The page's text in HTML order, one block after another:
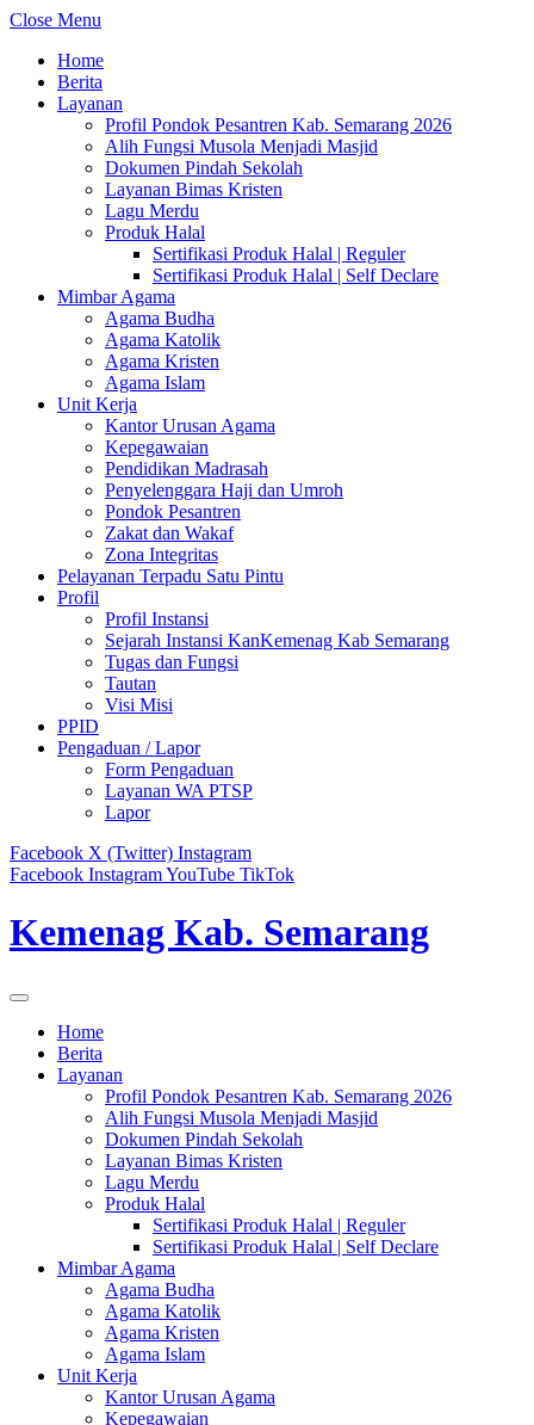
Close Menu
Home
Berita
Layanan
Profil Pondok Pesantren Kab. Semarang 2026
Alih Fungsi Musola Menjadi Masjid
Dokumen Pindah Sekolah
Layanan Bimas Kristen
Lagu Merdu
Produk Halal
Sertifikasi Produk Halal | Reguler
Sertifikasi Produk Halal | Self Declare
Mimbar Agama
Agama Budha
Agama Katolik
Agama Kristen
Agama Islam
Unit Kerja
Kantor Urusan Agama
Kepegawaian
Pendidikan Madrasah
Penyelenggara Haji dan Umroh
Pondok Pesantren
Zakat dan Wakaf
Zona Integritas
Pelayanan Terpadu Satu Pintu
Profil
Profil Instansi
Sejarah Instansi KanKemenag Kab Semarang
Tugas dan Fungsi
Tautan
Visi Misi
PPID
Pengaduan / Lapor
Form Pengaduan
Layanan WA PTSP
Lapor
Facebook X (Twitter) Instagram
Facebook InstagramYouTube TikTok
Kemenag Kab. Semarang
Home
Berita
Layanan
Profil Pondok Pesantren Kab. Semarang 2026
Alih Fungsi Musola Menjadi Masjid
Dokumen Pindah Sekolah
Layanan Bimas Kristen
Lagu Merdu
Produk Halal
Sertifikasi Produk Halal | Reguler
Sertifikasi Produk Halal | Self Declare
Mimbar Agama
Agama Budha
Agama Katolik
Agama Kristen
Agama Islam
Unit Kerja
Kantor Urusan Agama
Kepegawaian